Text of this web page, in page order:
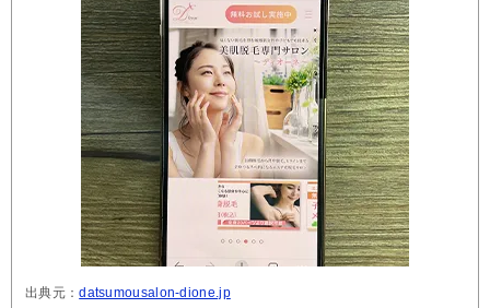
出典元：datsumousalon-dione.jp